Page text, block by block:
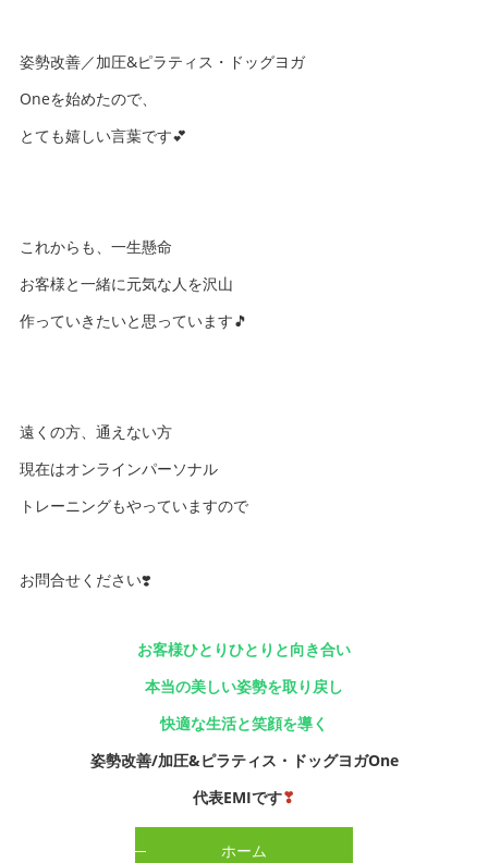
姿勢改善／加圧&ピラティス・ドッグヨガ
Oneを始めたので、
とても嬉しい言葉です💕
これからも、一生懸命
お客様と一緒に元気な人を沢山
作っていきたいと思っています🎵
遠くの方、通えない方
現在はオンラインパーソナル
トレーニングもやっていますので
お問合せください❣️
お客様ひとりひとりと向き合い
本当の美しい姿勢を取り戻し
快適な生活と笑顔を導く
姿勢改善/加圧&ピラティス・ドッグヨガOne
代表EMIです❣
ホーム